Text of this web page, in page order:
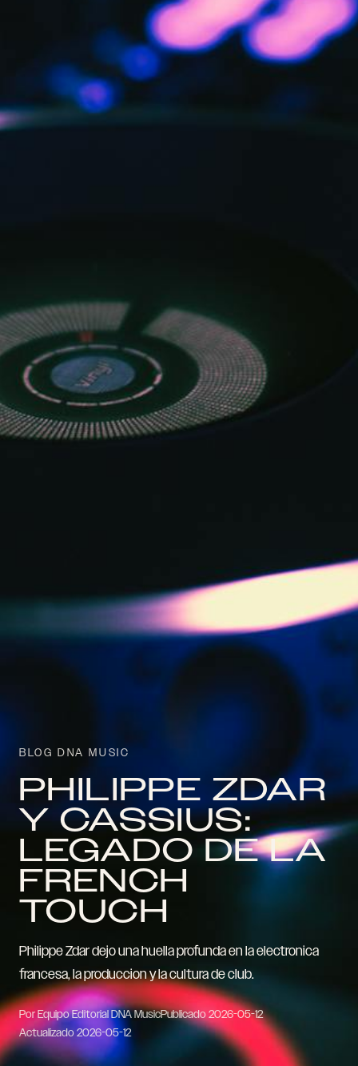
BLOG DNA MUSIC
PHILIPPE ZDAR
Y CASSIUS:
LEGADO DE LA
FRENCH
TOUCH
Philippe Zdar dejo una huella profunda en la electronica
francesa, la produccion y la cultura de club.
Por Equipo Editorial DNA MusicPublicado2026-05-12
Actualizado2026-05-12